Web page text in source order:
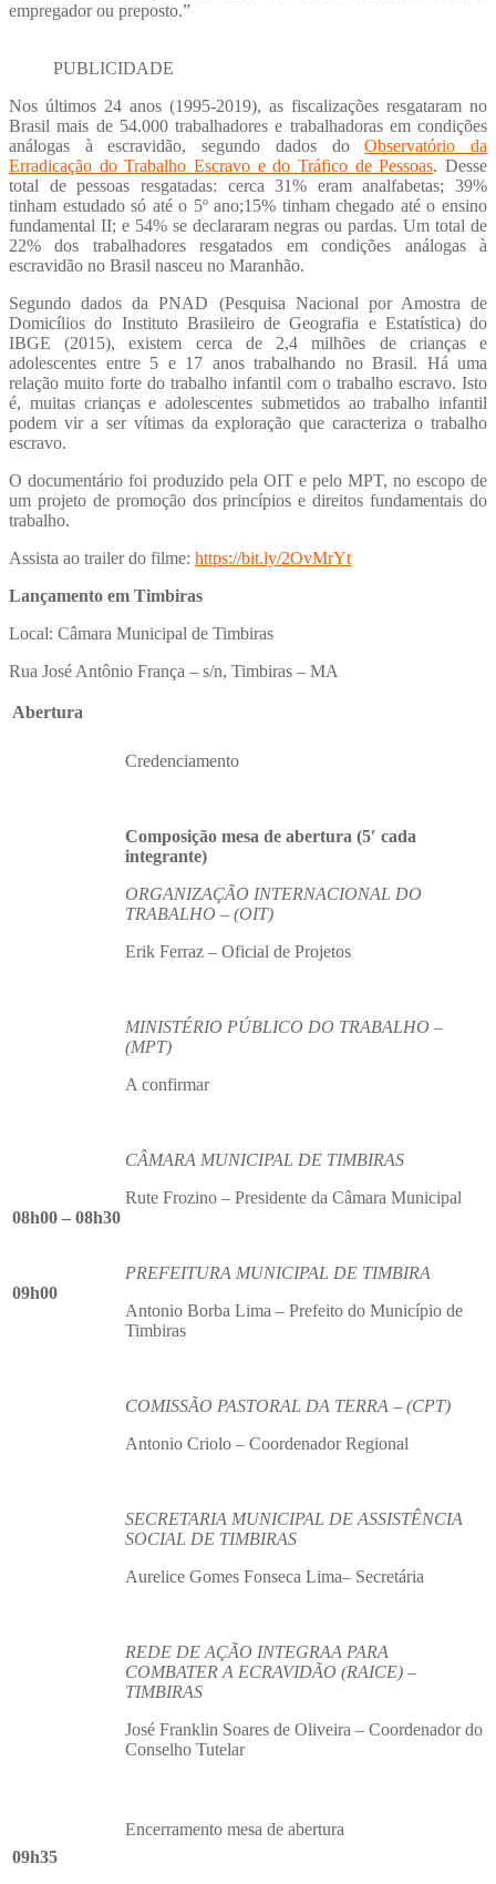
empregador ou preposto.”
PUBLICIDADE
Nos últimos 24 anos (1995-2019), as fiscalizações resgataram no
Brasil mais de 54.000 trabalhadores e trabalhadoras em condições
análogas à escravidão, segundo dados doObservatório da
Erradicação do Trabalho Escravo e do Tráfico de Pessoas. Desse
total de pessoas resgatadas: cerca 31% eram analfabetas; 39%
tinham estudado só até o 5º ano;15% tinham chegado até o ensino
fundamental II; e 54% se declararam negras ou pardas. Um total de
22% dos trabalhadores resgatados em condições análogas à
escravidão no Brasil nasceu no Maranhão.
Segundo dados da PNAD (Pesquisa Nacional por Amostra de
Domicílios do Instituto Brasileiro de Geografia e Estatística) do
IBGE (2015), existem cerca de 2,4 milhões de crianças e
adolescentes entre 5 e 17 anos trabalhando no Brasil. Há uma
relação muito forte do trabalho infantil com o trabalho escravo. Isto
é, muitas crianças e adolescentes submetidos ao trabalho infantil
podem vir a ser vítimas da exploração que caracteriza o trabalho
escravo.
O documentário foi produzido pela OIT e pelo MPT, no escopo de
um projeto de promoção dos princípios e direitos fundamentais do
trabalho.
Assista ao trailer do filme: https://bit.ly/2OvMrYt
Lançamento em Timbiras
Local: Câmara Municipal de Timbiras
Rua José Antônio França – s/n, Timbiras – MA
Abertura
08h00 – 08h30
09h00
Credenciamento
Composição mesa de abertura (5′ cada
integrante)
ORGANIZAÇÃO INTERNACIONAL DO
TRABALHO – (OIT)
Erik Ferraz – Oficial de Projetos
MINISTÉRIO PÚBLICO DO TRABALHO –
(MPT)
A confirmar
CÂMARA MUNICIPAL DE TIMBIRAS
Rute Frozino – Presidente da Câmara Municipal
PREFEITURA MUNICIPAL DE TIMBIRA
Antonio Borba Lima – Prefeito do Município de
Timbiras
COMISSÃO PASTORAL DA TERRA – (CPT)
Antonio Criolo – Coordenador Regional
SECRETARIA MUNICIPAL DE ASSISTÊNCIA
SOCIAL DE TIMBIRAS
Aurelice Gomes Fonseca Lima– Secretária
REDE DE AÇÃO INTEGRAA PARA
COMBATER A ECRAVIDÃO (RAICE) –
TIMBIRAS
José Franklin Soares de Oliveira – Coordenador do
Conselho Tutelar
09h35
Encerramento mesa de abertura